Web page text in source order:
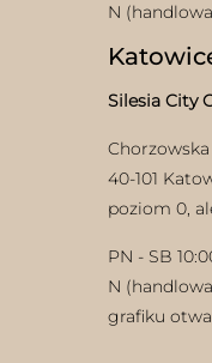
N
Silesia City
Chorzowska
40-101
poziom 0,
PN - SB
N